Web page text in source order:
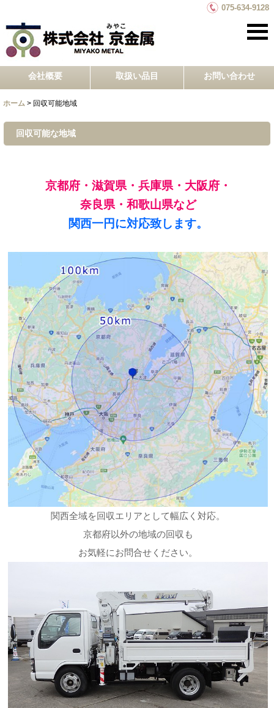
075-634-9128
会社概要 取扱い品目 お問い合わせ
ホーム > 回収可能地域
回収可能な地域
京都府・滋賀県・兵庫県・大阪府・
奈良県・和歌山県など
関西一円に対応致します。
関西全域を回収エリアとして幅広く対応。
京都府以外の地域の回収も
お気軽にお問合せください。